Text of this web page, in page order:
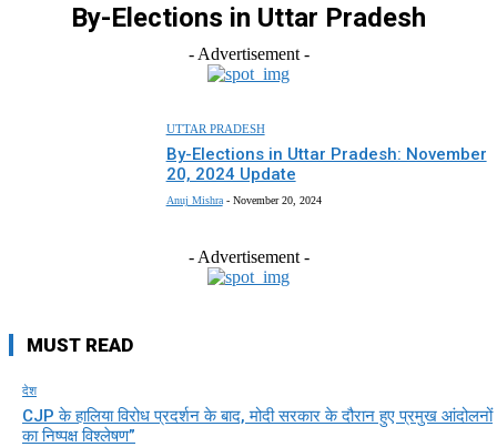
By-Elections in Uttar Pradesh
- Advertisement -
UTTAR PRADESH
By-Elections in Uttar Pradesh: November
20, 2024 Update
Anuj Mishra - November 20, 2024
- Advertisement -
MUST READ
देश
CJP के हालिया विरोध प्रदर्शन के बाद, मोदी सरकार के दौरान हुए प्रमुख आंदोलनों
का निष्पक्ष विश्लेषण”